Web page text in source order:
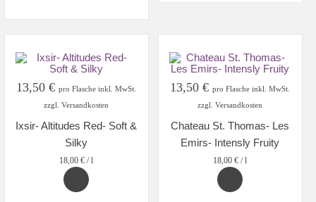
13,50€ pro Flasche inkl. MwSt.
zzgl. Versandkosten
Ixsir- Altitudes Red- Soft &
Silky
18,00€ /l
13,50€ pro Flasche inkl. MwSt.
zzgl. Versandkosten
Chateau St. Thomas- Les
Emirs- Intensly Fruity
18,00€ /l